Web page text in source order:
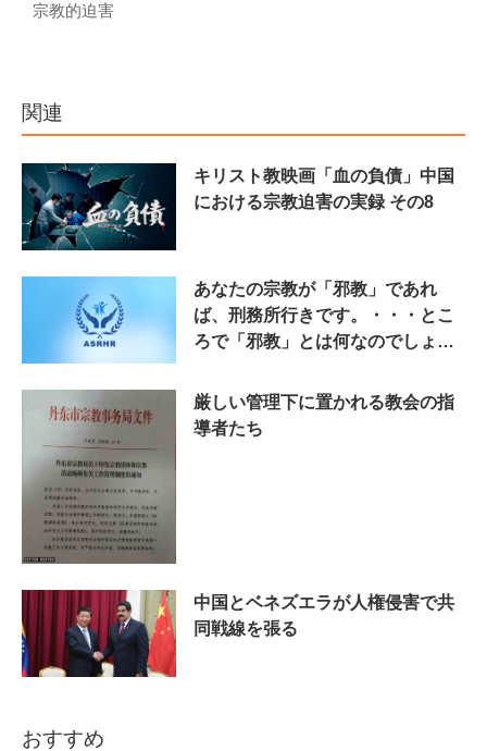
宗教的迫害
関連
キリスト教映画「血の負債」中国
における宗教迫害の実録 その8
あなたの宗教が「邪教」であれ
ば、刑務所行きです。・・・とこ
ろで「邪教」とは何なのでしょ
厳しい管理下に置かれる教会の指
導者たち
中国とベネズエラが人権侵害で共
同戦線を張る
おすすめ